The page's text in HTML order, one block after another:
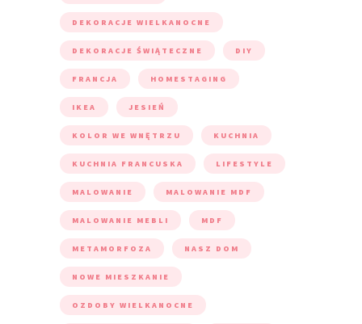
DEKORACJE WIELKANOCNE
DEKORACJE ŚWIĄTECZNE DIY
FRANCJA HOMESTAGING
IKEA JESIEŃ
KOLOR WE WNĘTRZU KUCHNIA
KUCHNIA FRANCUSKA LIFESTYLE
MALOWANIE MALOWANIE MDF
MALOWANIE MEBLI MDF
METAMORFOZA NASZ DOM
NOWE MIESZKANIE
OZDOBY WIELKANOCNE